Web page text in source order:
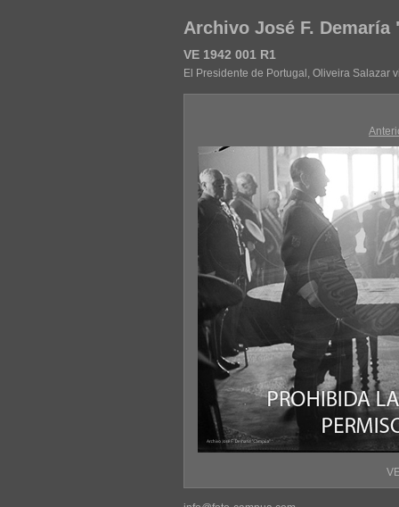
Archivo José F. Demaría
VE 1942 001 R1
El Presidente de Portugal, Oliveira Salazar